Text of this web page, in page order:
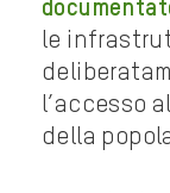
le
l’accesso
della